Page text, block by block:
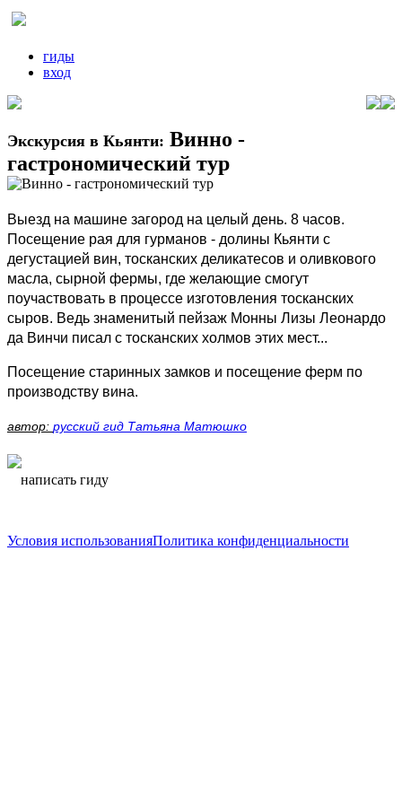
гиды
вход
Экскурсия в Кьянти: Винно -
гастрономический тур
Выезд на машине загород на целый день. 8 часов.
Посещение рая для гурманов - долины Кьянти с
дегустацией вин, тосканских деликатесов и оливкового
масла, сырной фермы, где желающие смогут
поучаствовать в процессе изготовления тосканских
сыров. Ведь знаменитый пейзаж Монны Лизы Леонардо
да Винчи писал с тосканских холмов этих мест...
Посещение старинных замков и посещение ферм по
производству вина.
автор: русский гид Татьяна Матюшко
написать гиду
Условия использованияПолитика конфиденциальности